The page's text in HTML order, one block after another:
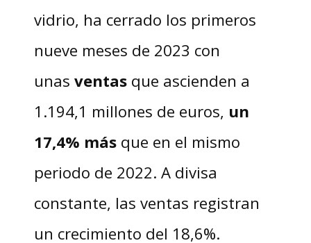
vidrio, ha cerrado los primeros
nueve meses de 2023 con
unas ventasque ascienden a
1.194,1 millones de euros, un
17,4% másque en el mismo
periodo de 2022. A divisa
constante, las ventas registran
un crecimiento del 18,6%.